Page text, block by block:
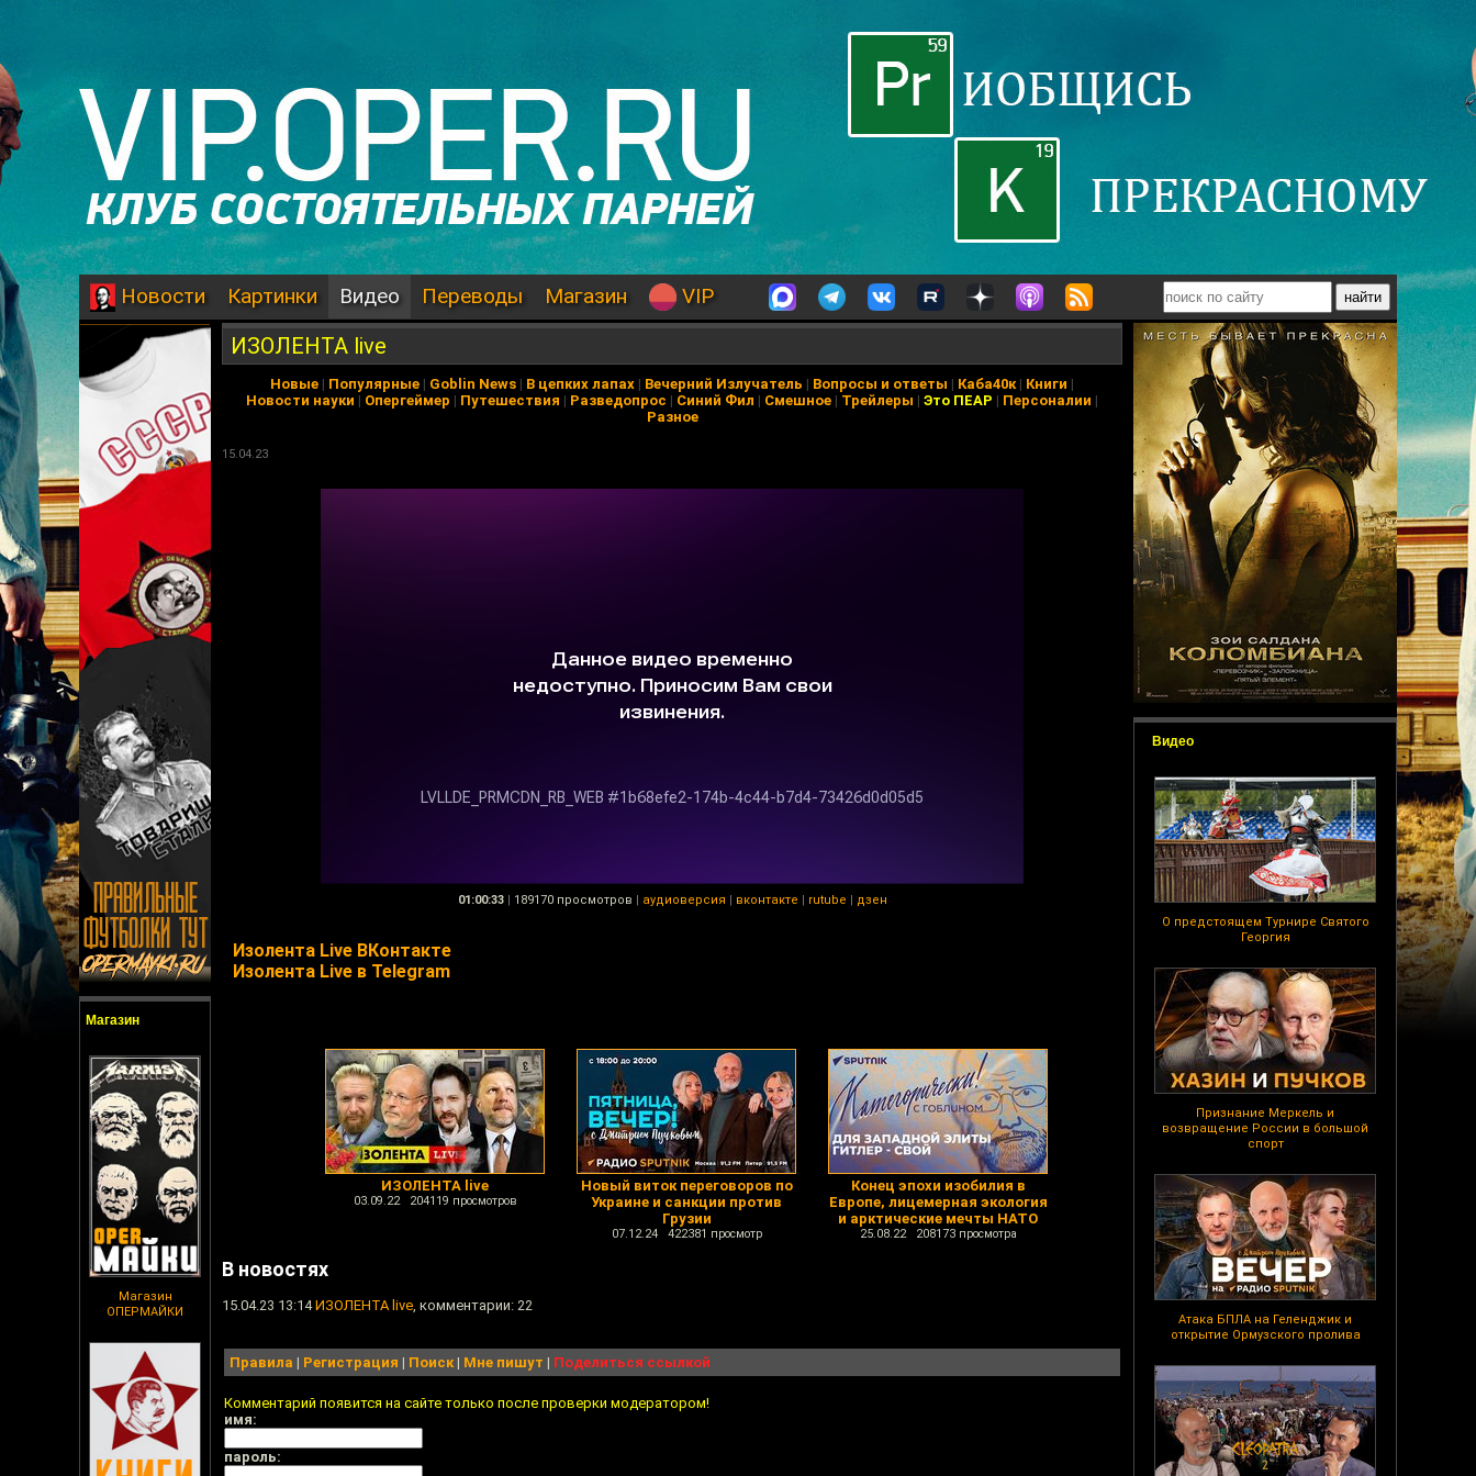
Новости Картинки Видео Переводы Магазин VIP
Магазин
Магазин
ОПЕРМАЙКИ
Видео
О предстоящем Турнире Святого
Георгия
Признание Меркель и
возвращение России в большой
спорт
Атака БПЛА на Геленджик и
открытие Ормузского пролива
ИЗОЛЕНТА live
Новые | Популярные | Goblin News | В цепких лапах | Вечерний Излучатель | Вопросы и ответы | Каба40к| Книги |
Новости науки | Опергеймер | Путешествия | Разведопрос | Синий Фил | Смешное | Трейлеры | Это ПЕАР | Персоналии |
Разное
15.04.23
01:00:33 | 189170 просмотров | аудиоверсия | вконтакте | rutube | дзен
Изолента Live ВКонтакте
Изолента Live в Telegram
ИЗОЛЕНТА live
03.09.22 204119 просмотров
Новый виток переговоров по
Украине и санкции против
Грузии
07.12.24 422381 просмотр
Конец эпохи изобилия в
Европе, лицемерная экология
и арктические мечты НАТО
25.08.22 208173 просмотра
В новостях
15.04.23 13:14ИЗОЛЕНТА live, комментарии: 22
Правила | Регистрация | Поиск| Мне пишут | Поделиться ссылкой
Комментарий появится на сайте только после проверки модератором!
имя:
пароль: